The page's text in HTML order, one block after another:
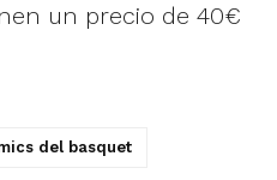
un precio de 40€
del basquet